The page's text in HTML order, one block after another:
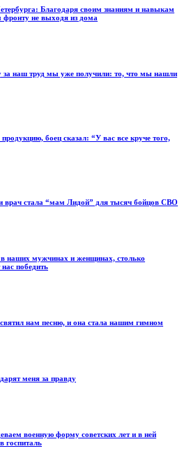
Благодаря своим знаниям и навыкам
не выходя из дома
наш труд мы уже получили: то, что мы нашли
боец сказал: “У вас все круче того,
врач стала “мам Лидой” для тысяч бойцов СВО
наших мужчинах и женщинах, столько
победить
нам песню, и она стала нашим гимном
меня за правду
военную форму советских лет и в ней
госпиталь